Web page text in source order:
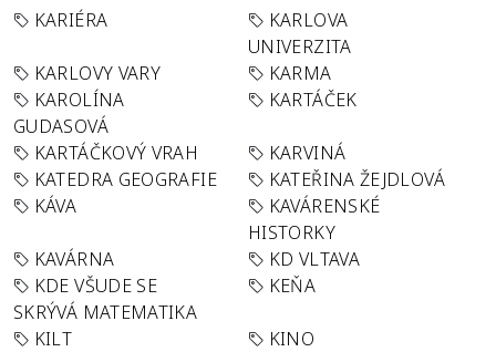
KARIÉRA
KARLOVA
UNIVERZITA
KARLOVY VARY
KARMA
KAROLÍNA
GUDASOVÁ
KARTÁČEK
KARTÁČKOVÝ VRAH
KARVINÁ
KATEDRA GEOGRAFIE
KATEŘINA ŽEJDLOVÁ
KÁVA
KAVÁRENSKÉ
HISTORKY
KAVÁRNA
KD VLTAVA
KDE VŠUDE SE
SKRÝVÁ MATEMATIKA
KEŇA
KILT
KINO